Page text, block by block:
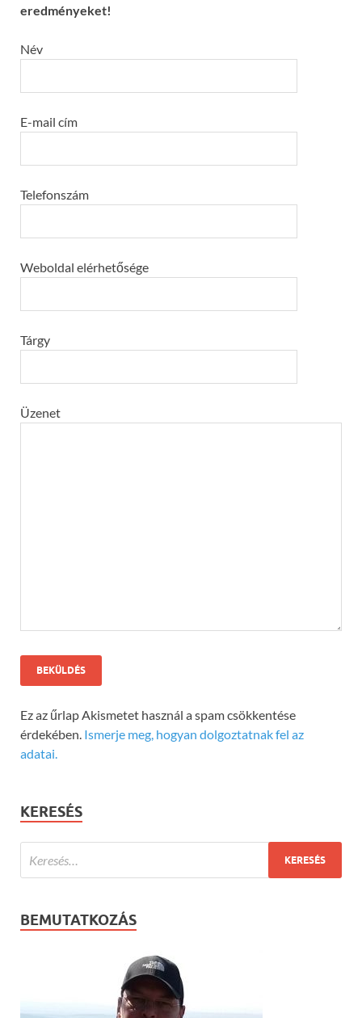
eredményeket!
Név
E-mail cím
Telefonszám
Weboldal elérhetősége
Tárgy
Üzenet
Ez az űrlap Akismetet használ a spam csökkentése
érdekében. Ismerje meg, hogyan dolgoztatnak fel az
adatai.
KERESÉS
BEMUTATKOZÁS